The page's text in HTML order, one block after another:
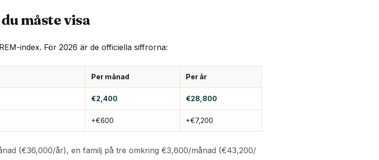
måste visa
index. För 2026 är de officiella siffrorna:
Per månad Per år
€2,400 €28,800
+€600 +€7,200
(€36,000/år), en familj på tre omkring €3,600/månad (€43,200/